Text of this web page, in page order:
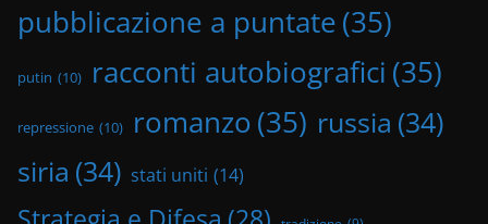
pubblicazione a puntate(35)
putin (10) racconti autobiografici (35)
repressione (10) romanzo(35) russia (34)
siria (34) stati uniti (14)